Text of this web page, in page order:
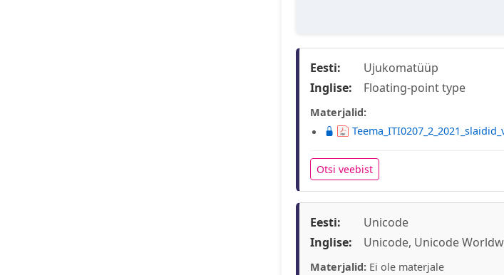
Eesti:
Ujukomatüüp
Inglise:
Floating-point type
Materjalid:
Otsi veebist
Eesti:
Unicode
Inglise:
Unicode, Unicode
Materjalid:Ei ole materjale